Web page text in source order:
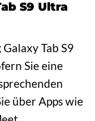
S9 Ultra
Tab S9
Sie eine
über Apps wie